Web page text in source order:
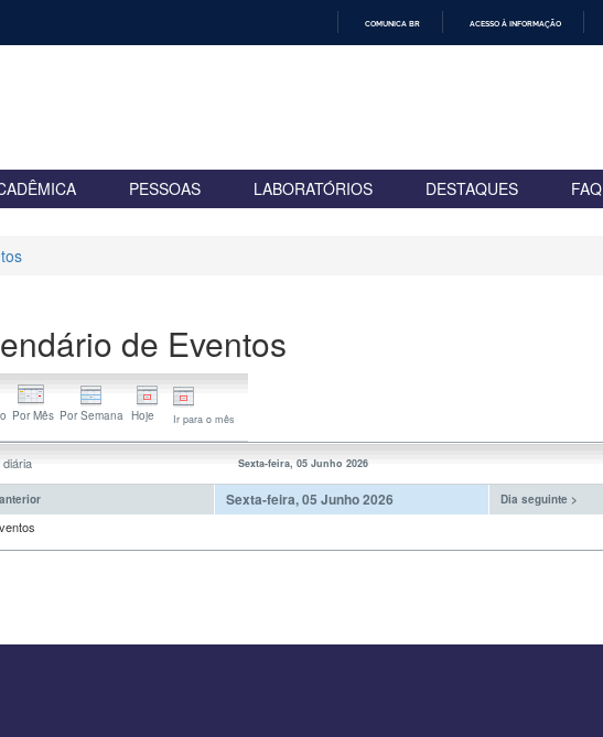
COMUNICA BR ACESSO À INFORMAÇÃO
PESSOAS LABORATÓRIOS DESTAQUES FAQ
de Eventos
Ir para o mês
Sexta-feira, 05 Junho 2026
Sexta-feira, 05 Junho 2026 Dia seguinte >